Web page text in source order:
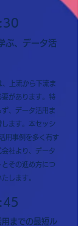
ぶ、データ活
、上流から下流ま
があります。特
、データ活用ま
ます。本セッシ
用事例を多く有す
社より、データ
その進め方につ
します。
までの最短ル